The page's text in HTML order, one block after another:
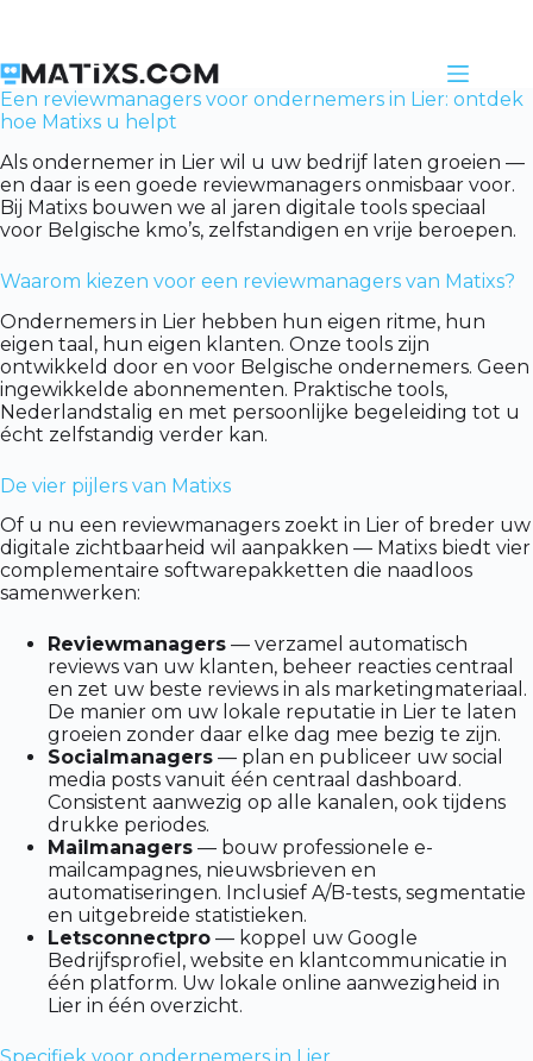
Een reviewmanagers voor ondernemers in Lier: ontdek
hoe Matixs u helpt
Als ondernemer in Lier wil u uw bedrijf laten groeien —
en daar is een goede reviewmanagers onmisbaar voor.
Bij Matixs bouwen we al jaren digitale tools speciaal
voor Belgische kmo’s, zelfstandigen en vrije beroepen.
Waarom kiezen voor een reviewmanagers van Matixs?
Ondernemers in Lier hebben hun eigen ritme, hun
eigen taal, hun eigen klanten. Onze tools zijn
ontwikkeld door en voor Belgische ondernemers. Geen
ingewikkelde abonnementen. Praktische tools,
Nederlandstalig en met persoonlijke begeleiding tot u
écht zelfstandig verder kan.
De vier pijlers van Matixs
Of u nu een reviewmanagers zoekt in Lier of breder uw
digitale zichtbaarheid wil aanpakken — Matixs biedt vier
complementaire softwarepakketten die naadloos
samenwerken:
Reviewmanagers — verzamel automatisch
reviews van uw klanten, beheer reacties centraal
en zet uw beste reviews in als marketingmateriaal.
De manier om uw lokale reputatie in Lier te laten
groeien zonder daar elke dag mee bezig te zijn.
Socialmanagers — plan en publiceer uw social
media posts vanuit één centraal dashboard.
Consistent aanwezig op alle kanalen, ook tijdens
drukke periodes.
Mailmanagers — bouw professionele e-
mailcampagnes, nieuwsbrieven en
automatiseringen. Inclusief A/B-tests, segmentatie
en uitgebreide statistieken.
Letsconnectpro — koppel uw Google
Bedrijfsprofiel, website en klantcommunicatie in
één platform. Uw lokale online aanwezigheid in
Lier in één overzicht.